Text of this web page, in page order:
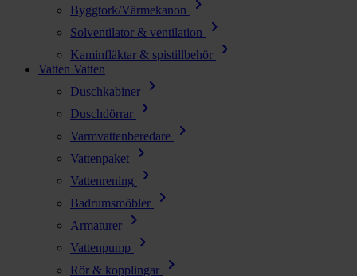
Byggtork/Värmekanon chevron_right
Solventilator & ventilation chevron_right
Kaminfläktar & spistillbehör chevron_right
Vatten Vatten
Duschkabiner
chevron_right
Duschdörrar chevron_right
Varmvattenberedare chevron_right
Vattenpaket chevron_right
Vattenrening chevron_right
Badrumsmöbler chevron_right
Armaturer chevron_right
Vattenpump chevron_right
Rör & kopplingar chevron_right